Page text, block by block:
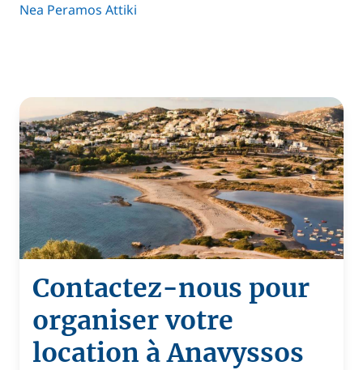
Nea Peramos Attiki
Contactez-nous pour
organiser votre
location à Anavyssos